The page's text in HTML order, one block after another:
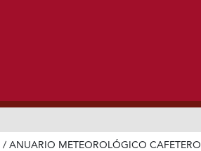
/ ANUARIO METEOROLÓGICO CAFETERO